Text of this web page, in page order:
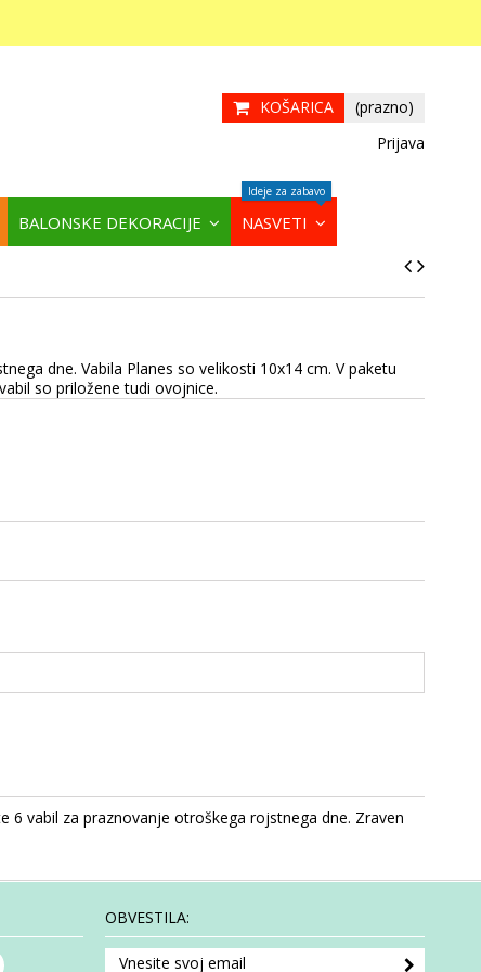
KOŠARICA
(prazno)
Prijava
BALONSKE DEKORACIJE NASVETI
Ideje za zabavo
dne. Vabila Planes so velikosti 10x14 cm. V paketu
so priložene tudi ovojnice.
6 vabil za praznovanje otroškega rojstnega dne. Zraven
OBVESTILA: